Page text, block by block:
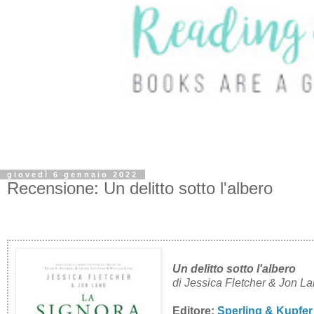
giovedì 6 gennaio 2022
Recensione: Un delitto sotto l'albero
Un delitto sotto l'albero
di Jessica Fletcher & Jon
Editore: Sperling & Kupfer